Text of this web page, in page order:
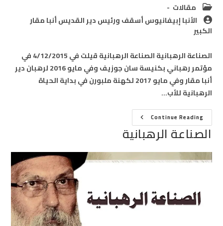
Post
category:
مقالات
Post
author:
الأنبا إبيفانيوس أسقف ورئيس دير القديس أنبا مقار
الكبير
الصناعة الرهبانية الصناعة الرهبانية قيلت في 4/12/2015 في
مؤتمر رهباني بكنيسة سان جوزيف وفي مايو 2016 لرهبان دير
أنبا مقار وفي مايو 2017 لكهنة ملبورن في بداية الحياة
الرهبانية للأب…
Continue Readingالصناعة
الرهبانية
الصناعة الرهبانية